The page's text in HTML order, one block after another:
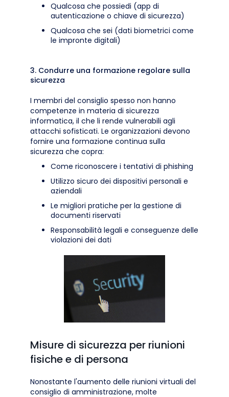
Qualcosa che possiedi (app di
autenticazione o chiave di sicurezza)
Qualcosa che sei (dati biometrici come
le impronte digitali)
3. Condurre una formazione regolare sulla
sicurezza
I membri del consiglio spesso non hanno
competenze in materia di sicurezza
informatica, il che li rende vulnerabili agli
attacchi sofisticati. Le organizzazioni devono
fornire una formazione continua sulla
sicurezza che copra:
Come riconoscere i tentativi di phishing
Utilizzo sicuro dei dispositivi personali e
aziendali
Le migliori pratiche per la gestione di
documenti riservati
Responsabilità legali e conseguenze delle
violazioni dei dati
Misure di sicurezza per riunioni
fisiche e di persona
Nonostante l'aumento delle riunioni virtuali del
consiglio di amministrazione, molte